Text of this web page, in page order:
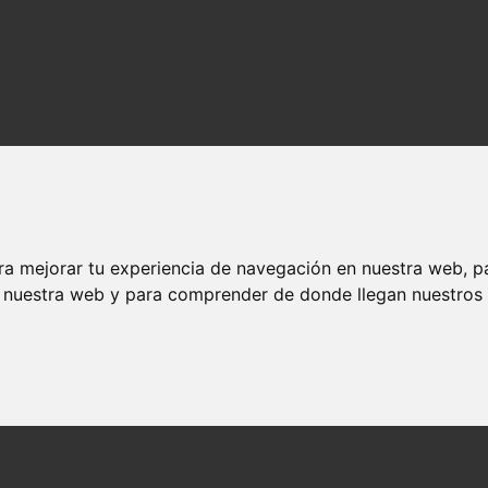
mejorar tu experiencia de navegación en nuestra web,
web y para comprender de donde llegan